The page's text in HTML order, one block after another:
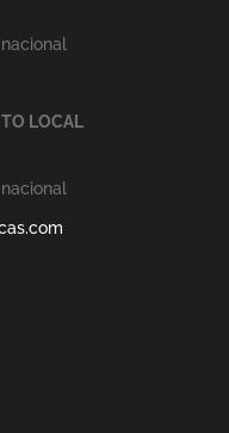
LOCAL